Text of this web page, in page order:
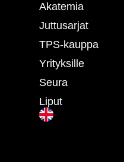
Akatemia
Juttusarjat
TPS-kauppa
Yrityksille
Seura
Liput